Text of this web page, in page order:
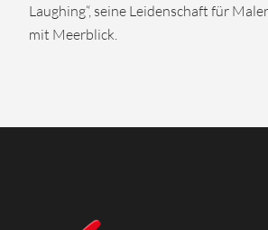
Laughing“, seine Leidenschaft für
mit Meerblick.